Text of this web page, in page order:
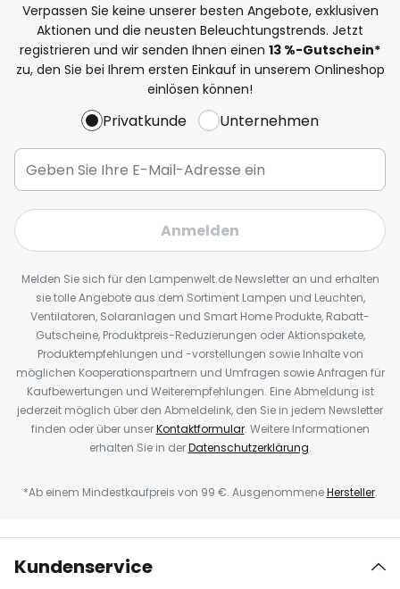
Verpassen Sie keine unserer besten Angebote, exklusiven
Aktionen und die neusten Beleuchtungstrends. Jetzt
registrieren und wir senden Ihnen einen 13 %-Gutschein*
zu, den Sie bei Ihrem ersten Einkauf in unserem Onlineshop
einlösen können!
Privatkunde Unternehmen
Anmelden
Melden Sie sich für den Lampenwelt.de Newsletter an und erhalten
sie tolle Angebote aus dem Sortiment Lampen und Leuchten,
Ventilatoren, Solaranlagen und Smart Home Produkte, Rabatt-
Gutscheine, Produktpreis-Reduzierungen oder Aktionspakete,
Produktempfehlungen und -vorstellungen sowie Inhalte von
möglichen Kooperationspartnern und Umfragen sowie Anfragen für
Kaufbewertungen und Weiterempfehlungen. Eine Abmeldung ist
jederzeit möglich über den Abmeldelink, den Sie in jedem Newsletter
finden oder über unserKontaktformular. Weitere Informationen
erhalten Sie in derDatenschutzerklärung.
*Ab einem Mindestkaufpreis von 99 €. AusgenommeneHersteller.
Kundenservice